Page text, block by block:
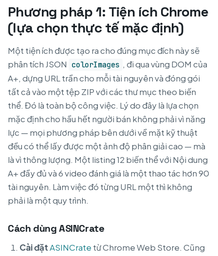
Phương pháp 1: Tiện ích Chrome
(lựa chọn thực tế mặc định)
Một tiện ích được tạo ra cho đúng mục đích này sẽ
phân tích JSON colorImages , đi qua vùng DOM của
A+, dựng URL trần cho mỗi tài nguyên và đóng gói
tất cả vào một tệp ZIP với các thư mục theo biến
thể. Đó là toàn bộ công việc. Lý do đây là lựa chọn
mặc định cho hầu hết người bán không phải vì năng
lực — mọi phương pháp bên dưới về mặt kỹ thuật
đều có thể lấy được một ảnh độ phân giải cao — mà
là vì thông lượng. Một listing 12 biến thể với Nội dung
A+ đầy đủ và 6 video đánh giá là một thao tác hơn 90
tài nguyên. Làm việc đó từng URL một thì không
phải là một quy trình.
Cách dùng ASINCrate
Cài đặtASINCrate từ Chrome Web Store. Cũng